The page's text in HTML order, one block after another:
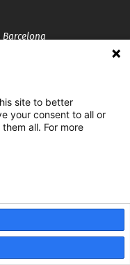
Barcelona
site to better
your consent to all or
all. For more